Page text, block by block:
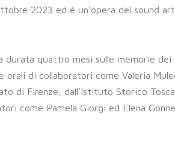
2023 ed è un’opera del sound
durata quattro mesi sulle memorie
di collaboratori come Valeria
di Firenze, dall’Istituto Storico
come Pamela Giorgi ed Elena